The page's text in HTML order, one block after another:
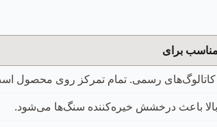
مناسب برای
کاتالوگ‌های رسمی. تمام تمرکز روی محصول
باعث درخشش خیره‌کننده سنگ‌ها می‌شود.